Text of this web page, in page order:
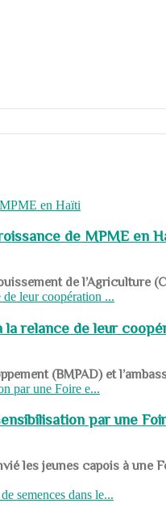
de MPME en
de l’Agriculture
la relance de leur
(BMPAD) et
par une
les jeunes capois à une